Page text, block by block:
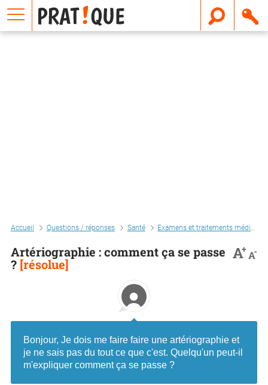
Accueil Questions / réponses Santé Examens et traitements médicaux
Artériographie : comment ça se passe
? [résolue]
A+A-
Bonjour, Je dois me faire faire une artériographie et
je ne sais pas du tout ce que c'est. Quelqu'un peut-il
m'expliquer comment ça se passe ?
E
m
a